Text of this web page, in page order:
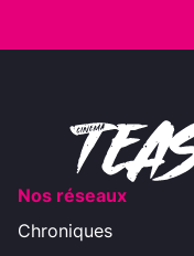
Nos réseaux
Chroniques